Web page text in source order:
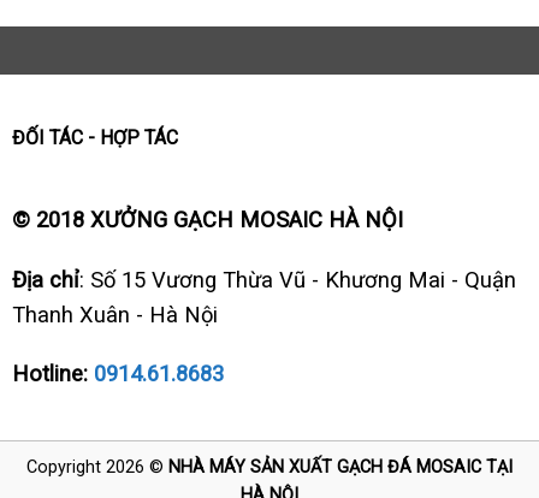
ĐỐI TÁC - HỢP TÁC
© 2018 XƯỞNG GẠCH MOSAIC HÀ NỘI
Địa chỉ: Số 15 Vương Thừa Vũ - Khương Mai - Quận
Thanh Xuân - Hà Nội
Hotline: 0914.61.8683
Copyright 2026 © NHÀ MÁY SẢN XUẤT GẠCH ĐÁ MOSAIC TẠI